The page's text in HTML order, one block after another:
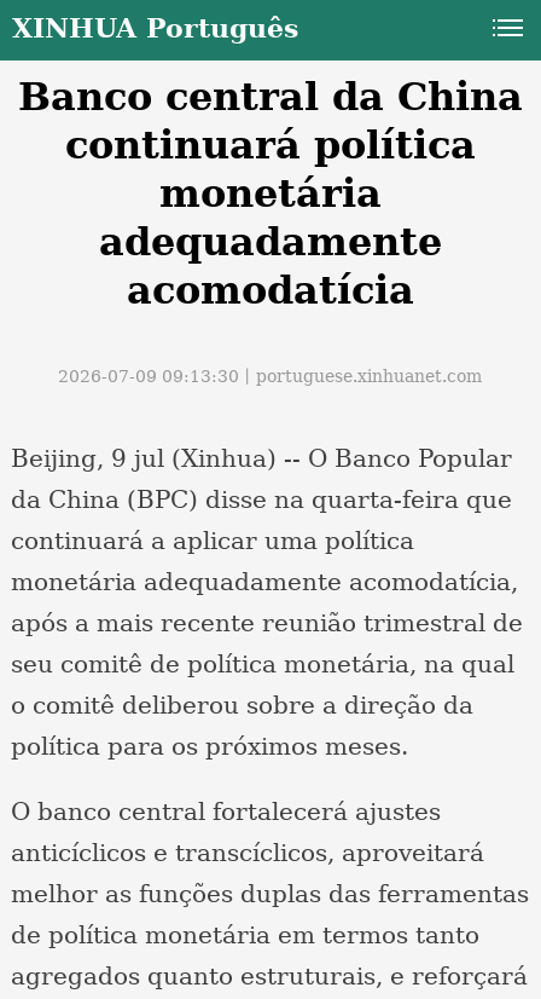
XINHUA Português
Banco central da China
continuará política
monetária
adequadamente
acomodatícia
2026-07-09 09:13:30丨portuguese.xinhuanet.com
Beijing, 9 jul (Xinhua) -- O Banco Popular
da China (BPC) disse na quarta-feira que
continuará a aplicar uma política
monetária adequadamente acomodatícia,
após a mais recente reunião trimestral de
seu comitê de política monetária, na qual
o comitê deliberou sobre a direção da
política para os próximos meses.
O banco central fortalecerá ajustes
anticíclicos e transcíclicos, aproveitará
melhor as funções duplas das ferramentas
de política monetária em termos tanto
agregados quanto estruturais, e reforçará